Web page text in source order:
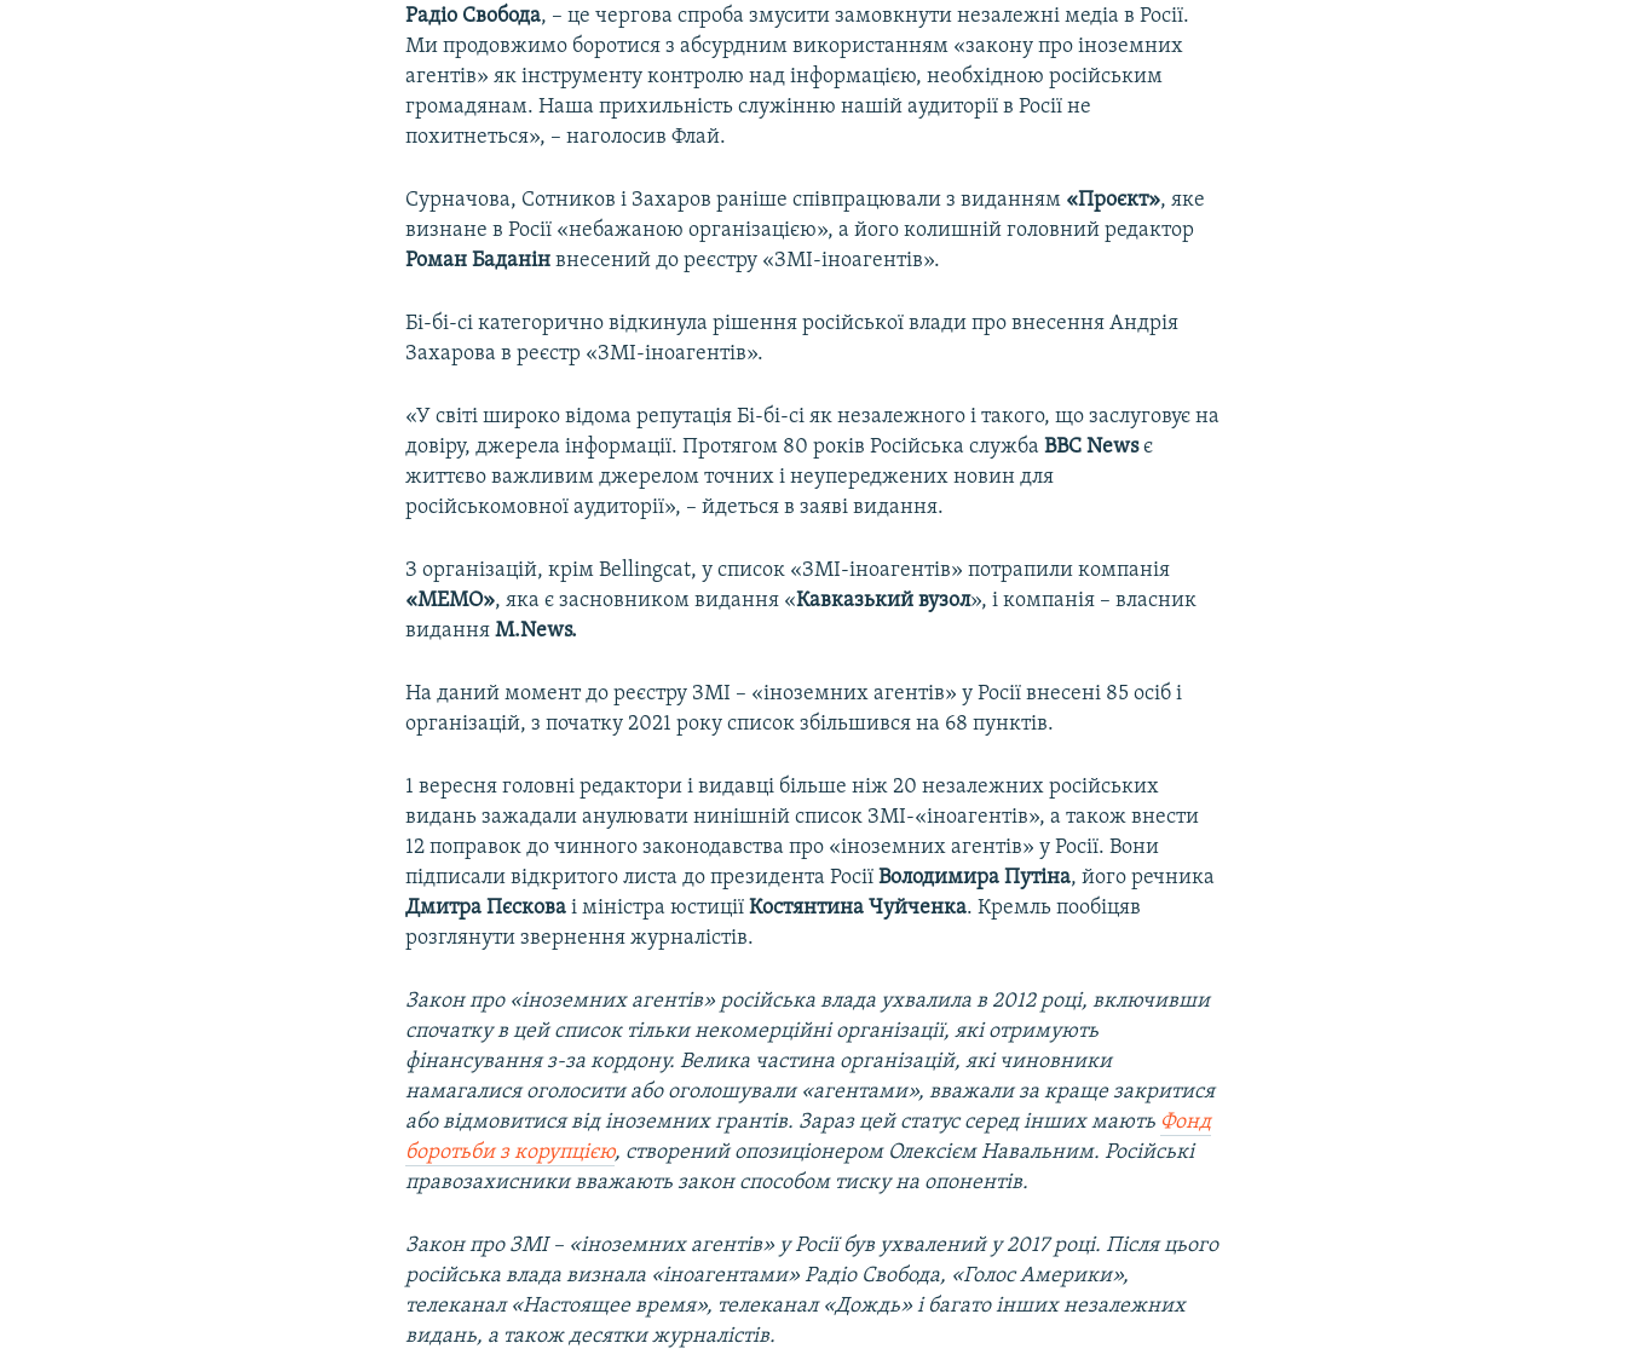
Радіо Свобода, – це чергова спроба змусити замовкнути незалежні медіа в Росії.
Ми продовжимо боротися з абсурдним використанням «закону про іноземних
агентів» як інструменту контролю над інформацією, необхідною російським
громадянам. Наша прихильність служінню нашій аудиторії в Росії не
похитнеться», – наголосив Флай.
Сурначова, Сотников і Захаров раніше співпрацювали з виданням «Проєкт», яке
визнане в Росії «небажаною організацією», а його колишній головний редактор
Роман Баданін внесений до реєстру «ЗМІ-іноагентів».
Бі-бі-сі категорично відкинула рішення російської влади про внесення Андрія
Захарова в реєстр «ЗМІ-іноагентів».
«У світі широко відома репутація Бі-бі-сі як незалежного і такого, що заслуговує на
довіру, джерела інформації. Протягом 80 років Російська службаBBC Newsє
життєво важливим джерелом точних і неупереджених новин для
російськомовної аудиторії», – йдеться в заяві видання.
З організацій, крім Bellingcat, у список «ЗМІ-іноагентів» потрапили компанія
«МЕМО», яка є засновником видання «Кавказький вузол», і компанія – власник
виданняM.News.
На даний момент до реєстру ЗМІ – «іноземних агентів» у Росії внесені 85 осіб і
організацій, з початку 2021 року список збільшився на 68 пунктів.
1 вересня головні редактори і видавці більше ніж 20 незалежних російських
видань зажадали анулювати нинішній список ЗМІ-«іноагентів», а також внести
12 поправок до чинного законодавства про «іноземних агентів» у Росії. Вони
підписали відкритого листа до президента РосіїВолодимира Путіна, його речника
Дмитра Пєскова і міністра юстиціїКостянтина Чуйченка. Кремль пообіцяв
розглянути звернення журналістів.
Закон про «іноземних агентів» російська влада ухвалила в 2012 році, включивши
спочатку в цей список тільки некомерційні організації, які отримують
фінансування з-за кордону. Велика частина організацій, які чиновники
намагалися оголосити або оголошували «агентами», вважали за краще закритися
або відмовитися від іноземних грантів. Зараз цей статус серед інших мають Фонд
боротьби з корупцією, створений опозиціонером Олексієм Навальним. Російські
правозахисники вважають закон способом тиску на опонентів.
Закон про ЗМІ – «іноземних агентів» у Росії був ухвалений у 2017 році. Після цього
російська влада визнала «іноагентами» Радіо Свобода, «Голос Америки»,
телеканал «Настоящее время», телеканал «Дождь» і багато інших незалежних
видань, а також десятки журналістів.